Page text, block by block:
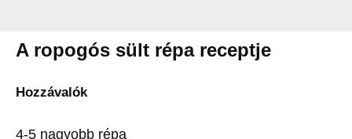
A ropogós sült répa receptje
Hozzávalók
4-5 nagyobb répa